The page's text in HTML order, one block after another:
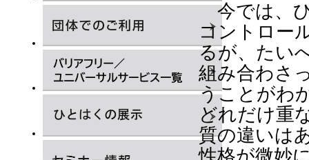
今では、ひ
コントロー
るが、たい
組み合わさ
うことがわ
どれだけ重
質の違いは
性格が微妙